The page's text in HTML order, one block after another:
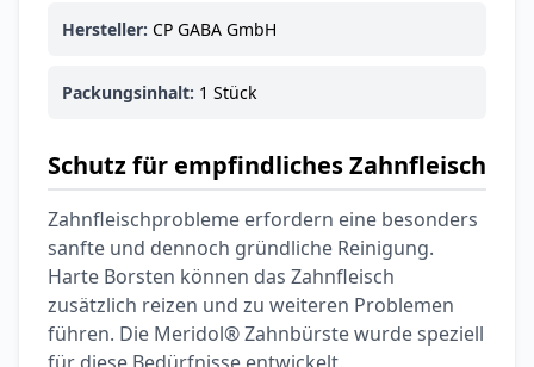
La Roche-Posay
Light AP+M
17,31 € 19,90 €
Pflegecreme für
die ganze Familie
5,91 €
BEAUTY & PFLEGE
Linola Forte
Shampoo für
juckende, trockene
oder zu
12,28 € 16,37 € -25%
ARZNEIMITTEL & GESUNDHEIT
Hersteller: CP GABA GmbH
Packungsinhalt: 1 Stück
Schutz für empfindliches Zahnfleisch
Zahnfleischprobleme erfordern eine besonders
sanfte und dennoch gründliche Reinigung.
Harte Borsten können das Zahnfleisch
zusätzlich reizen und zu weiteren Problemen
führen. Die Meridol® Zahnbürste wurde speziell